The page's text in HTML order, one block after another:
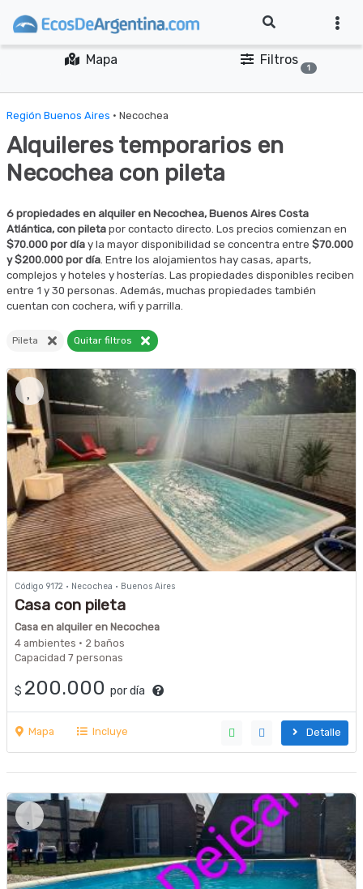
Mapa Filtros
1
Región Buenos Aires · Necochea
Alquileres temporarios en
Necochea con pileta
6 propiedades en alquiler en Necochea, Buenos Aires Costa
Atlántica, con pileta por contacto directo. Los precios comienzan en
$70.000 por día y la mayor disponibilidad se concentra entre $70.000
y $200.000 por día. Entre los alojamientos hay casas, aparts,
complejos y hoteles y hosterías. Las propiedades disponibles reciben
entre 1 y 30 personas. Además, muchas propiedades también
cuentan con cochera, wifi y parrilla.
Pileta Quitar filtros
Código 9172 · Necochea · Buenos Aires
Casa con pileta
Casa en alquiler en Necochea
4 ambientes · 2 baños
Capacidad 7 personas
$ 200.000 por día
Mapa Incluye Detalle